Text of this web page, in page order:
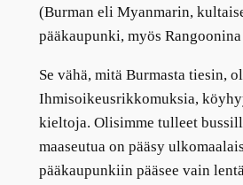
(Burman eli Myanmarin,
pääkaupunki, myös
Se vähä, mitä Burmasta tiesin,
Ihmisoikeusrikkomuksia,
kieltoja. Olisimme tulleet
maaseutua on pääsy
pääkaupunkiin pääsee vain